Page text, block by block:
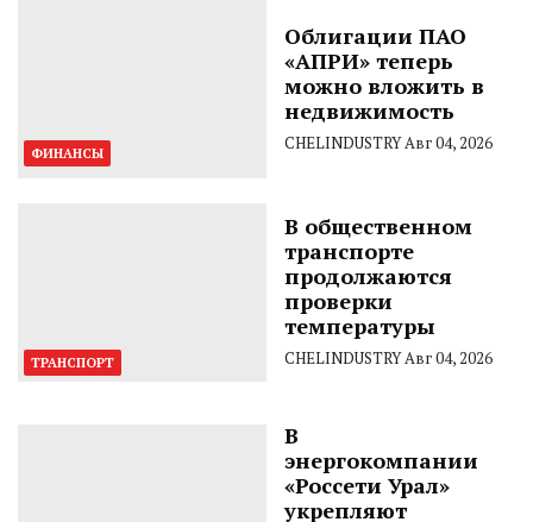
ФИНАНСЫ
Облигации ПАО
«АПРИ» теперь
можно вложить в
недвижимость
CHELINDUSTRYАвг 04, 2026
ТРАНСПОРТ
В общественном
транспорте
продолжаются
проверки
температуры
CHELINDUSTRYАвг 04, 2026
В
энергокомпании
«Россети Урал»
укрепляют